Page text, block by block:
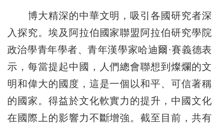
博大精深的中華文明，吸引各國研究者深
入探究。埃及阿拉伯國家聯盟阿拉伯研究學院
政治學青年學者、青年漢學家哈迪爾·賽義德表
示，每當提起中國，人們總會聯想到燦爛的文
明和偉大的國度，這是一個以和平、可信著稱
的國家。得益於文化軟實力的提升，中國文化
在國際上的影響力不斷增強。截至目前，共有